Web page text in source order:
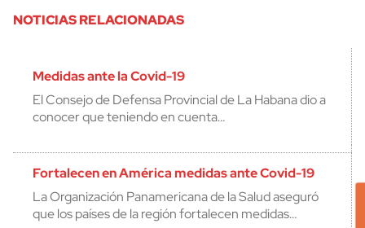
NOTICIAS RELACIONADAS
Medidas ante la Covid-19
El Consejo de Defensa Provincial de La Habana dio a
conocer que teniendo en cuenta…
Fortalecen en América medidas ante Covid-19
La Organización Panamericana de la Salud aseguró
que los países de la región fortalecen medidas…